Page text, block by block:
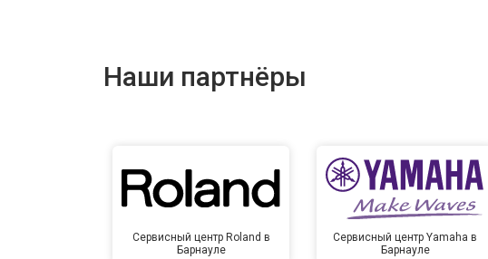
Наши партнёры
Сервисный центр Roland в
Барнауле
Сервисный центр Yamaha в
Барнауле